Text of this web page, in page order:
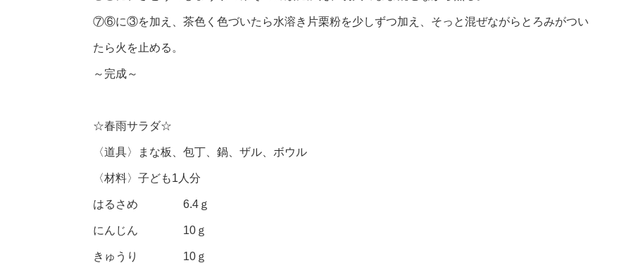
⑦⑥に③を加え、茶色く色づいたら水溶き片栗粉を少しずつ加え、そっと混ぜながらとろみがつい
たら火を止める。
～完成～
☆春雨サラダ☆
〈道具〉まな板、包丁、鍋、ザル、ボウル
〈材料〉子ども1人分
はるさめ 6.4ｇ
にんじん 10ｇ
きゅうり 10ｇ